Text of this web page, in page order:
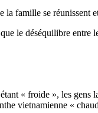
famille se réunissent
le déséquilibre entre
« froide », les gens
vietnamienne «